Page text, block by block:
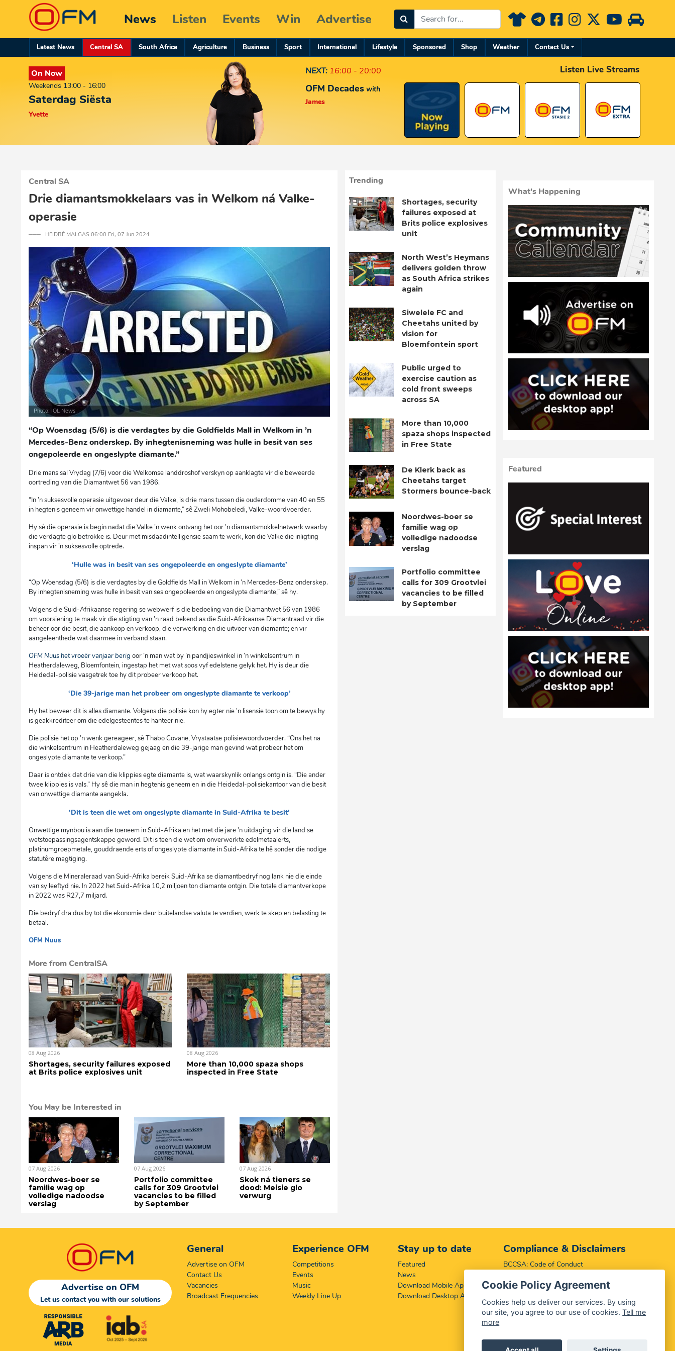
News Listen Events Win Advertise
Latest News Central SA South Africa Agriculture Business Sport International Lifestyle Sponsored Shop Weather Contact Us
On Now
Weekends 13:00 - 16:00
Saterdag Siësta
Yvette
NEXT: 16:00 - 20:00
OFM Decades with
James
Listen Live Streams
Central SA
Drie diamantsmokkelaars vas in Welkom ná Valke-
operasie
─── HEIDRÈ MALGAS 06:00 Fri, 07 Jun 2024
Photo: IOL News
“Op Woensdag (5/6) is die verdagtes by die Goldfields Mall in Welkom in ’n
Mercedes-Benz onderskep. By inhegtenisneming was hulle in besit van ses
ongepoleerde en ongeslypte diamante.”
Drie mans sal Vrydag (7/6) voor die Welkomse landdroshof verskyn op aanklagte vir die beweerde
oortreding van die Diamantwet 56 van 1986.
“In ’n suksesvolle operasie uitgevoer deur die Valke, is drie mans tussen die ouderdomme van 40 en 55
in hegtenis geneem vir onwettige handel in diamante,” sê Zweli Mohobeledi, Valke-woordvoerder.
Hy sê die operasie is begin nadat die Valke ’n wenk ontvang het oor ’n diamantsmokkelnetwerk waarby
die verdagte glo betrokke is. Deur met misdaadintelligensie saam te werk, kon die Valke die inligting
inspan vir ’n suksesvolle optrede.
‘Hulle was in besit van ses ongepoleerde en ongeslypte diamante’
“Op Woensdag (5/6) is die verdagtes by die Goldfields Mall in Welkom in ’n Mercedes-Benz onderskep.
By inhegtenisneming was hulle in besit van ses ongepoleerde en ongeslypte diamante,” sê hy.
Volgens die Suid-Afrikaanse regering se webwerf is die bedoeling van die Diamantwet 56 van 1986
om voorsiening te maak vir die stigting van ’n raad bekend as die Suid-Afrikaanse Diamantraad vir die
beheer oor die besit, die aankoop en verkoop, die verwerking en die uitvoer van diamante; en vir
aangeleenthede wat daarmee in verband staan.
OFM Nuus het vroeër vanjaar berig oor ’n man wat by ’n pandjieswinkel in ’n winkelsentrum in
Heatherdaleweg, Bloemfontein, ingestap het met wat soos vyf edelstene gelyk het. Hy is deur die
Heidedal-polisie vasgetrek toe hy dit probeer verkoop het.
‘Die 39-jarige man het probeer om ongeslypte diamante te verkoop’
Hy het beweer dit is alles diamante. Volgens die polisie kon hy egter nie ’n lisensie toon om te bewys hy
is geakkrediteer om die edelgesteentes te hanteer nie.
Die polisie het op ’n wenk gereageer, sê Thabo Covane, Vrystaatse polisiewoordvoerder. “Ons het na
die winkelsentrum in Heatherdaleweg gejaag en die 39-jarige man gevind wat probeer het om
ongeslypte diamante te verkoop.”
Daar is ontdek dat drie van die klippies egte diamante is, wat waarskynlik onlangs ontgin is. “Die ander
twee klippies is vals.” Hy sê die man in hegtenis geneem en in die Heidedal-polisiekantoor van die besit
van onwettige diamante aangekla.
‘Dit is teen die wet om ongeslypte diamante in Suid-Afrika te besit’
Onwettige mynbou is aan die toeneem in Suid-Afrika en het met die jare ’n uitdaging vir die land se
wetstoepassingsagentskappe geword. Dit is teen die wet om onverwerkte edelmetaalerts,
platinumgroepmetale, gouddraende erts of ongeslypte diamante in Suid-Afrika te hê sonder die nodige
statutêre magtiging.
Volgens die Mineraleraad van Suid-Afrika bereik Suid-Afrika se diamantbedryf nog lank nie die einde
van sy leeftyd nie. In 2022 het Suid-Afrika 10,2 miljoen ton diamante ontgin. Die totale diamantverkope
in 2022 was R27,7 miljard.
Die bedryf dra dus by tot die ekonomie deur buitelandse valuta te verdien, werk te skep en belasting te
betaal.
OFM Nuus
More from CentralSA
08 Aug 2026
Shortages, security failures exposed
at Brits police explosives unit
08 Aug 2026
More than 10,000 spaza shops
inspected in Free State
You May be Interested in
07 Aug 2026
Noordwes-boer se
familie wag op
volledige nadoodse
verslag
07 Aug 2026
Portfolio committee
calls for 309 Grootvlei
vacancies to be filled
by September
07 Aug 2026
Skok ná tieners se
dood: Meisie glo
verwurg
Trending
Shortages, security
failures exposed at
Brits police explosives
unit
North West’s Heymans
delivers golden throw
as South Africa strikes
again
Siwelele FC and
Cheetahs united by
vision for
Bloemfontein sport
Public urged to
exercise caution as
cold front sweeps
across SA
More than 10,000
spaza shops inspected
in Free State
De Klerk back as
Cheetahs target
Stormers bounce-back
Noordwes-boer se
familie wag op
volledige nadoodse
verslag
Portfolio committee
calls for 309 Grootvlei
vacancies to be filled
by September
What's Happening
Featured
Advertise on OFM
Let us contact you with our solutions
General
Advertise on OFM
Contact Us
Vacancies
Broadcast Frequencies
Experience OFM
Competitions
Events
Music
Weekly Line Up
Stay up to date
Featured
News
Download Mobile App
Download Desktop App
Compliance & Disclaimers
BCCSA: Code of Conduct
Complaints, Compliments & Disclosures
Cookie Policy Agreement
Cookies help us deliver our services. By using
our site, you agree to our use of cookies.Tell me
more